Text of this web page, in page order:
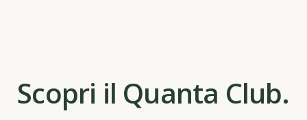
Scopri il Quanta Club.